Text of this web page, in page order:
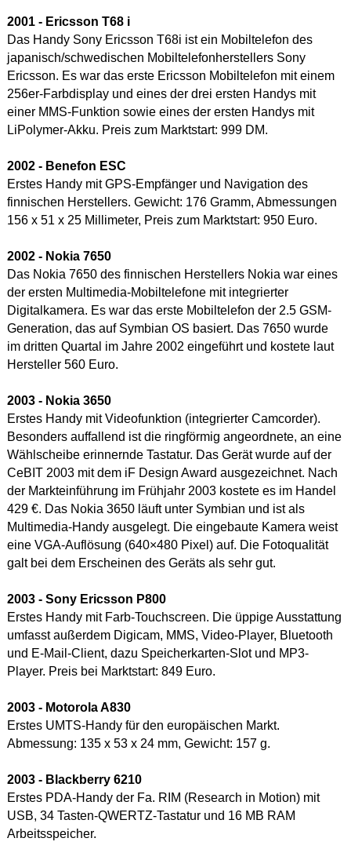
2001 - Ericsson T68 i
Das Handy Sony Ericsson T68i ist ein Mobiltelefon des
japanisch/schwedischen Mobiltelefonherstellers Sony
Ericsson. Es war das erste Ericsson Mobiltelefon mit einem
256er-Farbdisplay und eines der drei ersten Handys mit
einer MMS-Funktion sowie eines der ersten Handys mit
LiPolymer-Akku. Preis zum Marktstart: 999 DM.
2002 - Benefon ESC
Erstes Handy mit GPS-Empfänger und Navigation des
finnischen Herstellers. Gewicht: 176 Gramm, Abmessungen
156 x 51 x 25 Millimeter, Preis zum Marktstart: 950 Euro.
2002 - Nokia 7650
Das Nokia 7650 des finnischen Herstellers Nokia war eines
der ersten Multimedia-Mobiltelefone mit integrierter
Digitalkamera. Es war das erste Mobiltelefon der 2.5 GSM-
Generation, das auf Symbian OS basiert. Das 7650 wurde
im dritten Quartal im Jahre 2002 eingeführt und kostete laut
Hersteller 560 Euro.
2003 - Nokia 3650
Erstes Handy mit Videofunktion (integrierter Camcorder).
Besonders auffallend ist die ringförmig angeordnete, an eine
Wählscheibe erinnernde Tastatur. Das Gerät wurde auf der
CeBIT 2003 mit dem iF Design Award ausgezeichnet. Nach
der Markteinführung im Frühjahr 2003 kostete es im Handel
429 €. Das Nokia 3650 läuft unter Symbian und ist als
Multimedia-Handy ausgelegt. Die eingebaute Kamera weist
eine VGA-Auflösung (640×480 Pixel) auf. Die Fotoqualität
galt bei dem Erscheinen des Geräts als sehr gut.
2003 - Sony Ericsson P800
Erstes Handy mit Farb-Touchscreen. Die üppige Ausstattung
umfasst außerdem Digicam, MMS, Video-Player, Bluetooth
und E-Mail-Client, dazu Speicherkarten-Slot und MP3-
Player. Preis bei Marktstart: 849 Euro.
2003 - MotorolaA830
Erstes UMTS-Handy für den europäischen Markt.
Abmessung: 135 x 53 x 24 mm, Gewicht: 157 g.
2003 - Blackberry 6210
Erstes PDA-Handy der Fa. RIM (Research in Motion) mit
USB, 34 Tasten-QWERTZ-Tastatur und 16 MB RAM
Arbeitsspeicher.